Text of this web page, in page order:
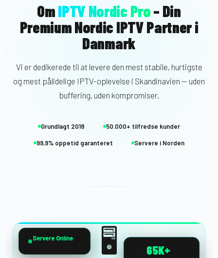
OmIPTV Nordic Pro– Din
Premium Nordic IPTV Partner i
Danmark
Vi er dedikerede til at levere den mest stabile, hurtigste
og mest pålidelige IPTV-oplevelse i Skandinavien — uden
buffering, uden kompromiser.
Grundlagt 2018 50.000+ tilfredse kunder
99,9% oppetid garanteret Servere i Norden
Servere Online 🖥️ 65K+